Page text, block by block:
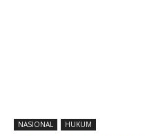
NASIONAL HUKUM